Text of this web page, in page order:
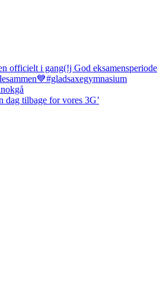
tilbage for vores 3G’